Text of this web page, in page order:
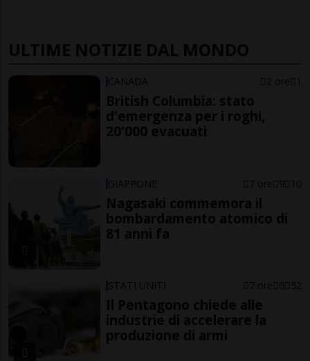
ULTIME NOTIZIE DAL MONDO
CANADA 2 ore 1
British Columbia: stato
d'emergenza per i roghi,
20'000 evacuati
GIAPPONE 7 ore 9 10
Nagasaki commemora il
bombardamento atomico di
81 anni fa
STATI UNITI 7 ore 6 52
Il Pentagono chiede alle
industrie di accelerare la
produzione di armi